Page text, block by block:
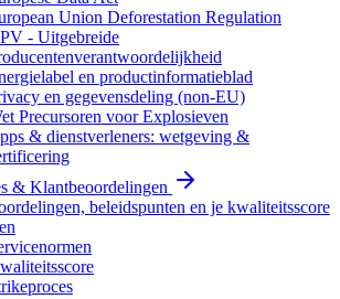
Union Deforestation Regulation
- Uitgebreide
en productinformatieblad
en gegevensdeling (non-EU)
Precursoren voor Explosieven
& dienstverleners: wetgeving &
& Klantbeoordelingen
beleidspunten en je kwaliteitsscore